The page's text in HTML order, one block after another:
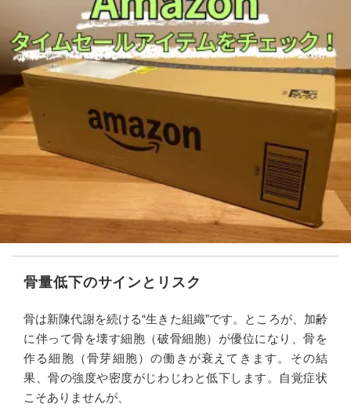
骨量低下のサインとリスク
骨は新陳代謝を続ける“生きた組織”です。ところが、加齢
に伴って骨を壊す細胞（破骨細胞）が優位になり、骨を
作る細胞（骨芽細胞）の働きが衰えてきます。その結
果、骨の強度や密度がじわじわと低下します。自覚症状
こそありませんが、